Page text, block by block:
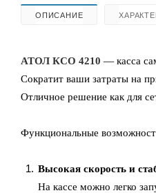
ОПИСАНИЕ
АТОЛ КСО 4210 — касса
Сократит ваши затраты на
Отличное решение как для
Функциональные
Высокая скорость и
На кассе можно легко